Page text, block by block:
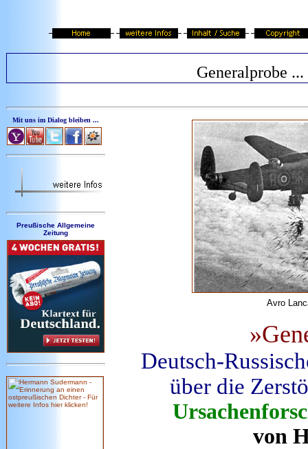
Generalprobe ...
Mit uns im Dialog bleiben ...
Preußische Allgemeine
Zeitung
Avro
Deutsch-
über die
von